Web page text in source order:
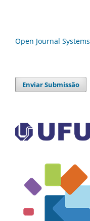
Open Journal Systems
Enviar Submissão